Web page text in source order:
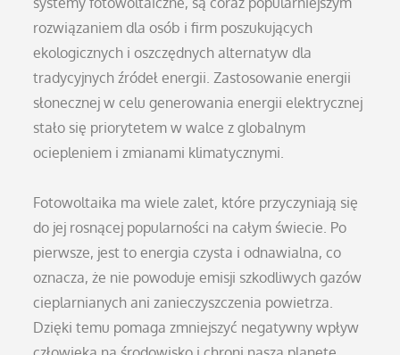
rozwiązaniem dla osób i firm poszukujących
ekologicznych i oszczędnych alternatyw dla
tradycyjnych źródeł energii. Zastosowanie energii
słonecznej w celu generowania energii elektrycznej
stało się priorytetem w walce z globalnym
ociepleniem i zmianami klimatycznymi.
Fotowoltaika ma wiele zalet, które przyczyniają się
do jej rosnącej popularności na całym świecie. Po
pierwsze, jest to energia czysta i odnawialna, co
oznacza, że nie powoduje emisji szkodliwych gazów
cieplarnianych ani zanieczyszczenia powietrza.
Dzięki temu pomaga zmniejszyć negatywny wpływ